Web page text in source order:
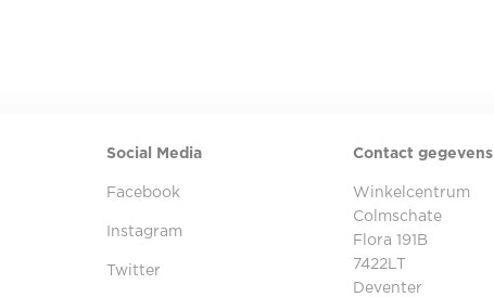
Social Media
Facebook
Instagram
Twitter
Contact gegevens
Winkelcentrum
Colmschate
Flora 191B
7422LT
Deventer